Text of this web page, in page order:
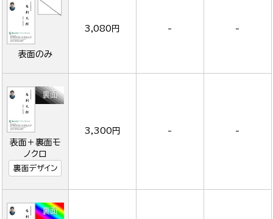
表面のみ
3,080円 - -
表面＋裏面モ
ノクロ
裏面デザイン
3,300円 - -